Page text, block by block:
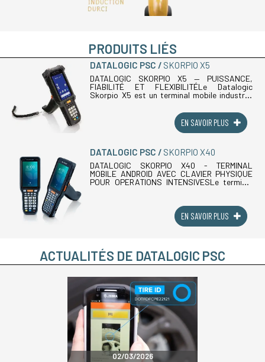
PRODUITS LIÉS
DATALOGIC PSC SKORPIO X5
DATALOGIC SKORPIO X5 — PUISSANCE,
FIABILITÉ ET FLEXIBILITÉLe Datalogic
Skorpio X5 est un terminal mobile industriel
dans les entrepôts, les points de vente et (...)
EN SAVOIR PLUS
DATALOGIC PSC SKORPIO X40
DATALOGIC SKORPIO X40 - TERMINAL
MOBILE ANDROID AVEC CLAVIER PHYSIQUE
POUR OPERATIONS INTENSIVESLe terminal
EN SAVOIR PLUS
ACTUALITÉS DE DATALOGIC PSC
02/03/2026